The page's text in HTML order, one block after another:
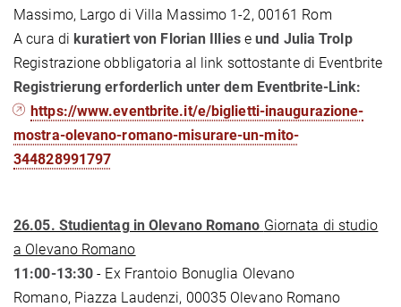
Massimo, Largo di Villa Massimo 1-2, 00161 Rom
A cura di kuratiert von Florian Illies e und Julia Trolp
Registrazione obbligatoria al link sottostante di Eventbrite
Registrierung erforderlich unter dem Eventbrite-Link:
https://www.eventbrite.it/e/biglietti-inaugurazione-
mostra-olevano-romano-misurare-un-mito-
344828991797
26.05. Studientag in Olevano Romano Giornata di studio
a Olevano Romano
11:00-13:30 - Ex Frantoio Bonuglia Olevano
Romano, Piazza Laudenzi, 00035 Olevano Romano